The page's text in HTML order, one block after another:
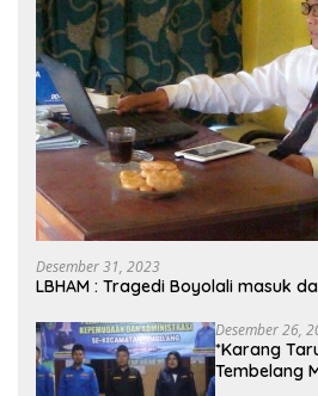
Desember 31, 2023
LBHAM : Tragedi Boyolali masuk
Desember 26,
*Karang
Tembelang